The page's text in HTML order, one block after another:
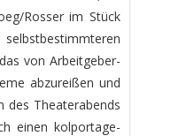
Rosser im Stück
von Arbeitgeber-
abzureißen und
des Theaterabends
einen kolportage-